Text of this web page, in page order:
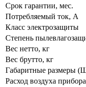
Срок гарантии, мес.
Потребляемый ток, А
Класс электрозащиты
Степень
Вес нетто, кг
Вес брутто, кг
Габаритные размеры
Расход воздуха